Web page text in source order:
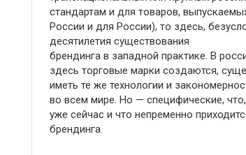
стандартам и для товаров,
России и для России), то здесь,
десятилетия существования
брендинга в западной практике. В
здесь торговые марки создаются,
иметь те же технологии и
во всем мире. Но — специфические,
уже сейчас и что непременно
брендинга.